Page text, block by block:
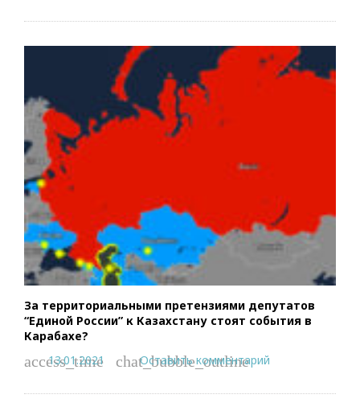
За территориальными претензиями депутатов
“Единой России” к Казахстану стоят события в
Карабахе?
access_time
13.01.2021 chat_bubble_outline
Оставить комментарий